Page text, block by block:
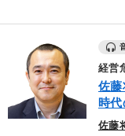
ドラッカー テレ
DX FCビジネス
※「更新」を押すと「カテゴリ
経営
佐
時
佐藤